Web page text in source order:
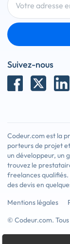
Suivez-nous
Codeur.com est la
porteurs de projet
un développeur, un
trouvez le
freelances
des devis en
Mentions légales
© Codeur.com.